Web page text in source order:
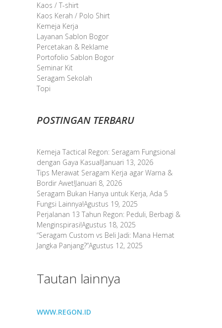
Kaos / T-shirt
Kaos Kerah / Polo Shirt
Kemeja Kerja
Layanan Sablon Bogor
Percetakan & Reklame
Portofolio Sablon Bogor
Seminar Kit
Seragam Sekolah
Topi
POSTINGAN TERBARU
Kemeja Tactical Regon: Seragam Fungsional
dengan Gaya Kasual!Januari 13, 2026
Tips Merawat Seragam Kerja agar Warna &
Bordir Awet!Januari 8, 2026
Seragam Bukan Hanya untuk Kerja, Ada 5
Fungsi Lainnya!Agustus 19, 2025
Perjalanan 13 Tahun Regon: Peduli, Berbagi &
Menginspirasi!Agustus 18, 2025
“Seragam Custom vs Beli Jadi: Mana Hemat
Jangka Panjang?”Agustus 12, 2025
Tautan lainnya
WWW.REGON.ID